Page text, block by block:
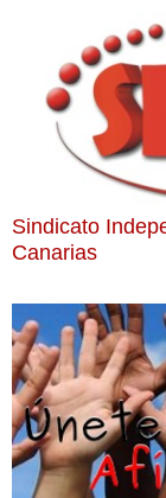
Sindicato
Canarias